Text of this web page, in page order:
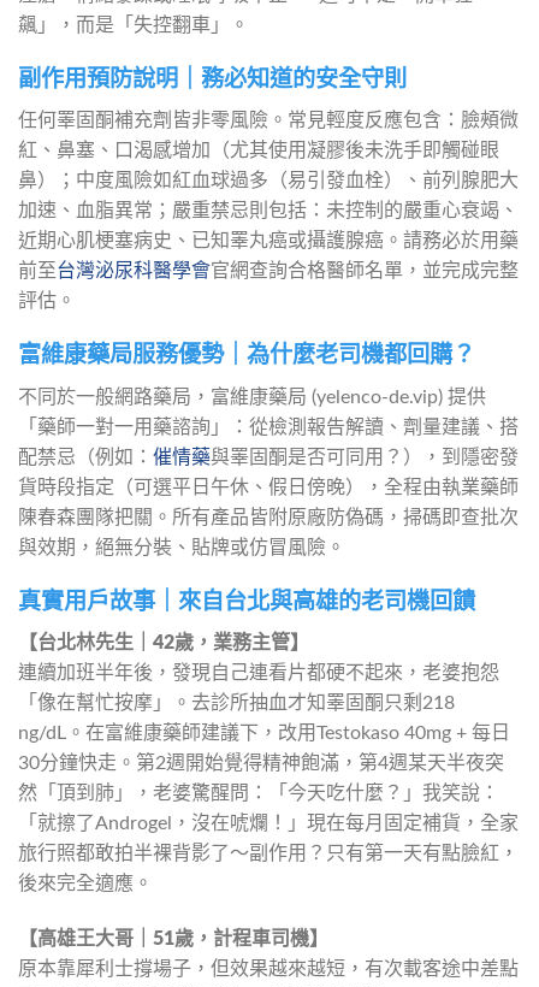
飆」，而是「失控翻車」。
副作用預防說明｜務必知道的安全守則
任何睪固酮補充劑皆非零風險。常見輕度反應包含：臉頰微
紅、鼻塞、口渴感增加（尤其使用凝膠後未洗手即觸碰眼
鼻）；中度風險如紅血球過多（易引發血栓）、前列腺肥大
加速、血脂異常；嚴重禁忌則包括：未控制的嚴重心衰竭、
近期心肌梗塞病史、已知睪丸癌或攝護腺癌。請務必於用藥
前至台灣泌尿科醫學會官網查詢合格醫師名單，並完成完整
評估。
富維康藥局服務優勢｜為什麼老司機都回購？
不同於一般網路藥局，富維康藥局 (yelenco-de.vip) 提供
「藥師一對一用藥諮詢」：從檢測報告解讀、劑量建議、搭
配禁忌（例如： 催情藥與睪固酮是否可同用？），到隱密發
貨時段指定（可選平日午休、假日傍晚），全程由執業藥師
陳春森團隊把關。所有產品皆附原廠防偽碼，掃碼即查批次
與效期，絕無分裝、貼牌或仿冒風險。
真實用戶故事｜來自台北與高雄的老司機回饋
【台北林先生｜42歲，業務主管】
連續加班半年後，發現自己連看片都硬不起來，老婆抱怨
「像在幫忙按摩」。去診所抽血才知睪固酮只剩218
ng/dL。在富維康藥師建議下，改用Testokaso 40mg + 每日
30分鐘快走。第2週開始覺得精神飽滿，第4週某天半夜突
然「頂到肺」，老婆驚醒問：「今天吃什麼？」我笑說：
「就擦了Androgel，沒在唬爛！」現在每月固定補貨，全家
旅行照都敢拍半裸背影了～副作用？只有第一天有點臉紅，
後來完全適應。
【高雄王大哥｜51歲，計程車司機】
原本靠犀利士撐場子，但效果越來越短，有次載客途中差點